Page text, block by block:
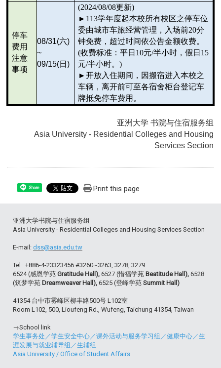
停车
费用
注意
事项
08/31(六)
~
09/15(日)
(2024/08/08更新)
►113学年度起本校所有校区之停车位
委由城市车旅经营管理，入场前20分
钟免费，超过时间依公告金额收费。
(收费标准：平日10元/半小时，假日15
元/半小时。)
►开放入住期间，因搬宿进入本校之
车辆，离开前可至各宿舍柜台登记车
牌抵免停车费用。
亚洲大学 书院与住宿服务组
Asia University - Residential Colleges and Housing
Services Section
Share Print this page
亚洲大学书院与住宿服务组
Asia University - Residential Colleges and Housing Services Section
E-mail: dss@asia.edu.tw
Tel : +886-4-23323456 #3260~3263, 3278, 3279
6524 (感恩学苑 Gratitude Hall), 6527 (惜福学苑 Beatitude Hall), 6528
(筑梦学苑 Dreamweaver Hall), 6525 (登峰学苑 Summit Hall)
41354 台中市雾峰区柳丰路500号 L102室
Room L102, 500, Lioufeng Rd., Wufeng, Taichung 41354, Taiwan
→School link
学生事务处 ／学生安全中心 ／课外活动与服务学习组 ／健康中心 ／生
涯发展与就业辅导组 ／生辅组
Asia University / Office of Student Affairs